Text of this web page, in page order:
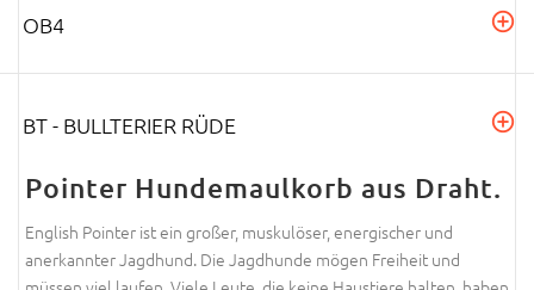
OB4
BT - BULLTERIER RÜDE
Pointer Hundemaulkorb aus Draht.
English Pointer ist ein großer, muskulöser, energischer und
anerkannter Jagdhund. Die Jagdhunde mögen Freiheit und